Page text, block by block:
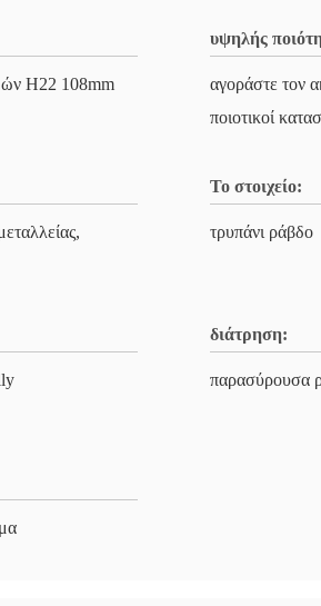
H22 108mm
υψηλής
αγοράστε τον
ποιοτικοί
Το στοιχείο:
τρυπάνι ράβδο
διάτρηση:
παρασύρουσα